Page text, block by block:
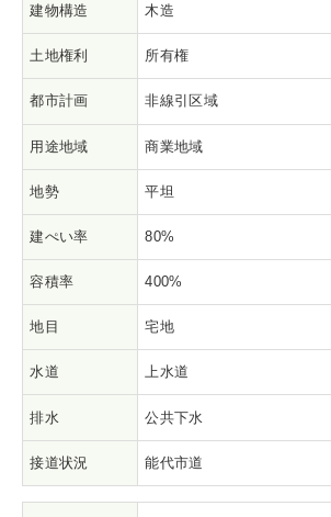
建物構造 木造
土地権利 所有権
都市計画 非線引区域
用途地域 商業地域
地勢 平坦
建ぺい率 80%
容積率 400%
地目 宅地
水道 上水道
排水 公共下水
接道状況 能代市道